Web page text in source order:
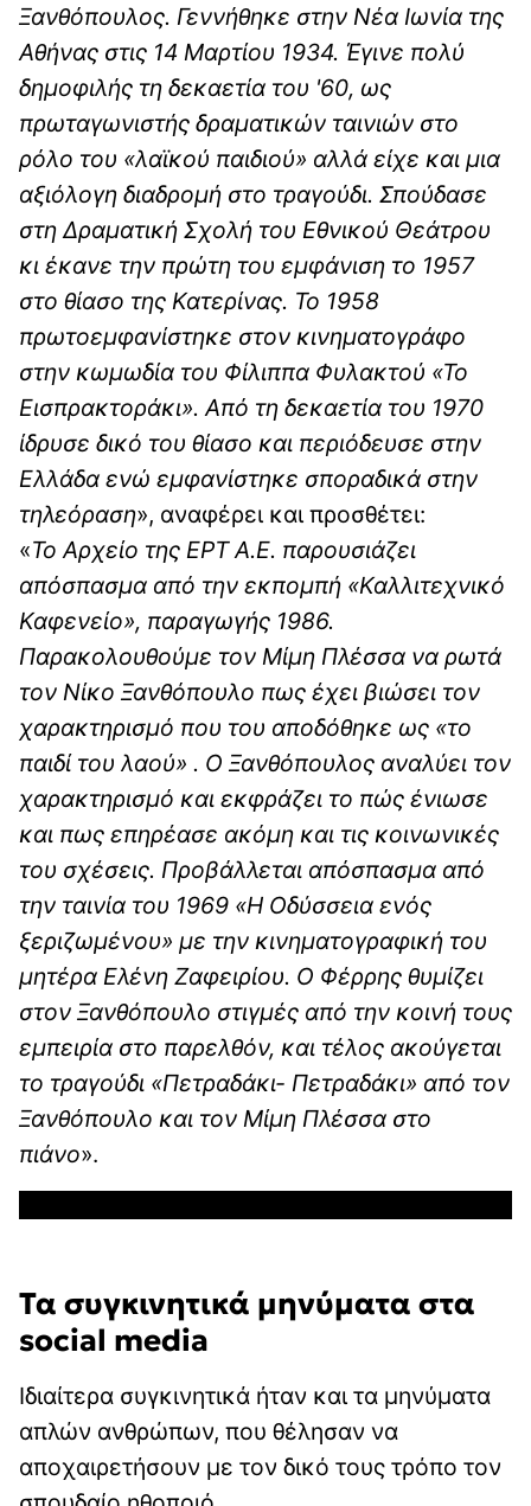
Ξανθόπουλος. Γεννήθηκε στην Νέα Ιωνία της
Αθήνας στις 14 Μαρτίου 1934. Έγινε πολύ
δημοφιλής τη δεκαετία του '60, ως
πρωταγωνιστής δραματικών ταινιών στο
ρόλο του «λαϊκού παιδιού» αλλά είχε και μια
αξιόλογη διαδρομή στο τραγούδι. Σπούδασε
στη Δραματική Σχολή του Εθνικού Θεάτρου
κι έκανε την πρώτη του εμφάνιση το 1957
στο θίασο της Κατερίνας. Το 1958
πρωτοεμφανίστηκε στον κινηματογράφο
στην κωμωδία του Φίλιππα Φυλακτού «Το
Εισπρακτοράκι». Από τη δεκαετία του 1970
ίδρυσε δικό του θίασο και περιόδευσε στην
Ελλάδα ενώ εμφανίστηκε σποραδικά στην
τηλεόραση», αναφέρει και προσθέτει:
«Το Αρχείο της ΕΡΤ Α.Ε. παρουσιάζει
απόσπασμα από την εκπομπή «Καλλιτεχνικό
Καφενείο», παραγωγής 1986.
Παρακολουθούμε τον Μίμη Πλέσσα να ρωτά
τον Νίκο Ξανθόπουλο πως έχει βιώσει τον
χαρακτηρισμό που του αποδόθηκε ως «το
παιδί του λαού» . Ο Ξανθόπουλος αναλύει τον
χαρακτηρισμό και εκφράζει το πώς ένιωσε
και πως επηρέασε ακόμη και τις κοινωνικές
του σχέσεις. Προβάλλεται απόσπασμα από
την ταινία του 1969 «Η Οδύσσεια ενός
ξεριζωμένου» με την κινηματογραφική του
μητέρα Ελένη Ζαφειρίου. Ο Φέρρης θυμίζει
στον Ξανθόπουλο στιγμές από την κοινή τους
εμπειρία στο παρελθόν, και τέλος ακούγεται
το τραγούδι «Πετραδάκι- Πετραδάκι» από τον
Ξανθόπουλο και τον Μίμη Πλέσσα στο
πιάνο».
Τα συγκινητικά μηνύματα στα
social media
Ιδιαίτερα συγκινητικά ήταν και τα μηνύματα
απλών ανθρώπων, που θέλησαν να
αποχαιρετήσουν με τον δικό τους τρόπο τον